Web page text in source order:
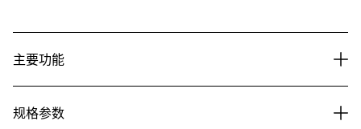
主要功能
规格参数